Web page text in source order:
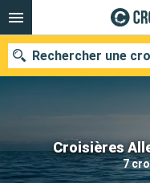
Croisières
7
Rechercher une
Nos destinations
Mois de départ